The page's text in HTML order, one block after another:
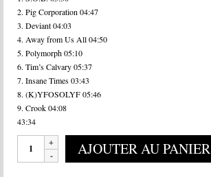
2. Pig Corporation 04:47
3. Deviant 04:03
4. Away from Us All 04:50
5. Polymorph 05:10
6. Tim’s Calvary 05:37
7. Insane Times 03:43
8. (K)YFOSOLYF 05:46
9. Crook 04:08
43:34
AJOUTER AU PANIER